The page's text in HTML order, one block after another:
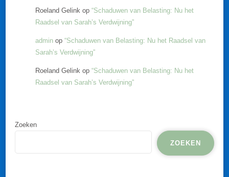
Roeland Gelink op “Schaduwen van Belasting: Nu het
Raadsel van Sarah’s Verdwijning”
admin op “Schaduwen van Belasting: Nu het Raadsel van
Sarah’s Verdwijning”
Roeland Gelink op “Schaduwen van Belasting: Nu het
Raadsel van Sarah’s Verdwijning”
Zoeken
ZOEKEN